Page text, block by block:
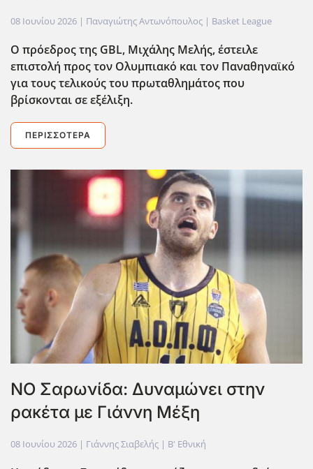
08 Ιουνίου 2026 | Παναγιώτης Αντωνόπουλος | Basket League
Ο πρόεδρος της GBL, Μιχάλης Μελής, έστειλε
επιστολή προς τον Ολυμπιακό και τον Παναθηναϊκό
για τους τελικούς του πρωταθλημάτος που
βρίσκονται σε εξέλιξη.
ΠΕΡΙΣΣΌΤΕΡΑ
ΝΟ Σαρωνίδα: Δυναμώνει στην
ρακέτα με Γιάννη Μέξη
08 Ιουνίου 2026 | Γιάννης Σιαβελής | Β' Εθνική